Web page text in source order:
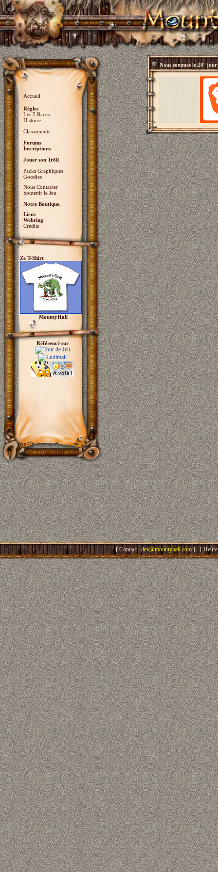
Accueil
Règles
Les 5 Races
Histoire
Classements
Forums
Inscriptions
Jouer son Trõll
Packs Graphiques
Goodies
Nous Contacter
Soutenir le Jeu.
Notre Boutique.
Liens
Webring
Crédits
Ze T-Shirt
MountyHall
Référencé sur
Nous sommes le28° jour
[ Contact : dev@mountyhall.com] - [ Heure